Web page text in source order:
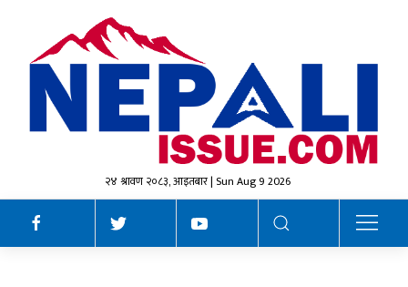
२४ श्रावण २०८३, आइतबार | Sun Aug 9 2026